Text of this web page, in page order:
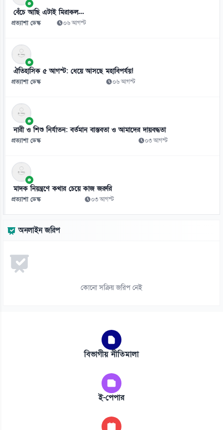
০৭ আগস্ট
বেঁচে আছি এটাই মিরাকল...
প্রত্যাশা ডেস্ক ০৬ আগস্ট
ঐতিহাসিক ৫ আগস্ট: ধেয়ে আসছে মহাবিপর্যয়!
প্রত্যাশা ডেস্ক ০৬ আগস্ট
নারী ও শিশু নির্যাতন: বর্তমান বাস্তবতা ও আমাদের দায়বদ্ধতা
প্রত্যাশা ডেস্ক ০৩ আগস্ট
মাদক নিয়ন্ত্রণে কথার চেয়ে কাজ জরুরি
প্রত্যাশা ডেস্ক ০৩ আগস্ট
অনলাইন জরিপ
কোনো সক্রিয় জরিপ নেই
বিভাগীয় নীতিমালা
ই-পেপার